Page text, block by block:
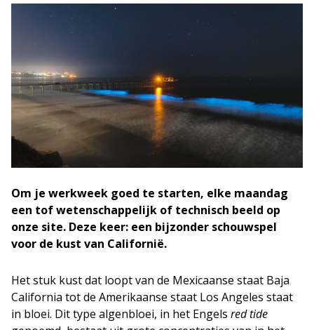
Om je werkweek goed te starten, elke maandag
een tof wetenschappelijk of technisch beeld op
onze site. Deze keer: een bijzonder schouwspel
voor de kust van Californië.
Het stuk kust dat loopt van de Mexicaanse staat Baja
California tot de Amerikaanse staat Los Angeles staat
in bloei. Dit type algenbloei, in het Engels red tide